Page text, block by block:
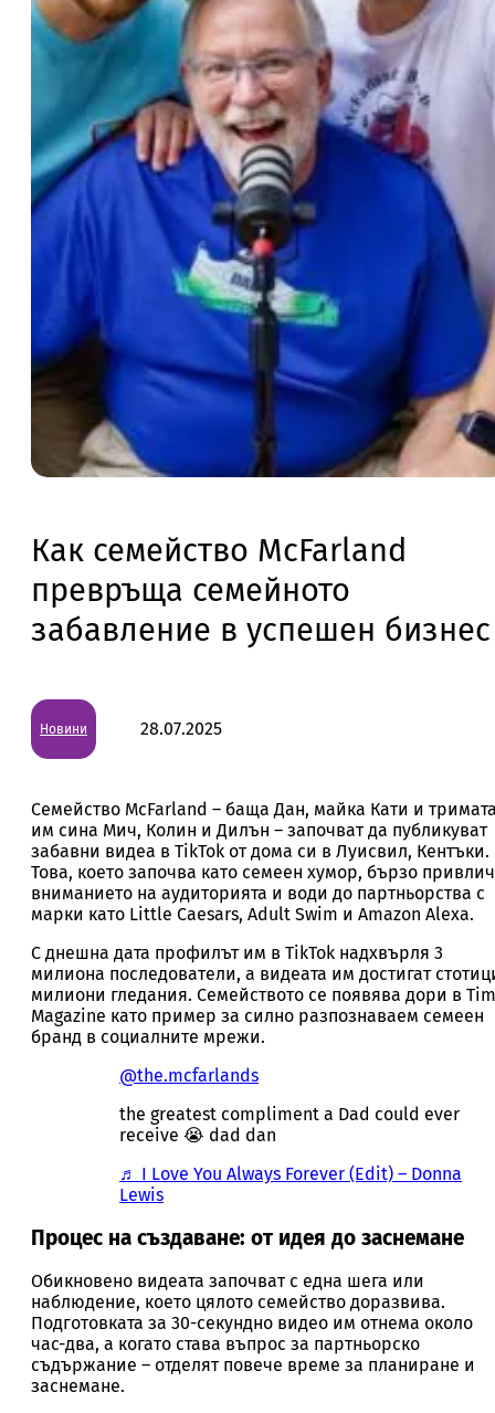
Как семейство McFarland
превръща семейното
забавление в успешен бизнес
Новини 28.07.2025
Семейство McFarland – баща Дан, майка Кати и
им сина Мич, Колин и Дилън – започват да публикуват
забавни видеа в TikTok от дома си в Луисвил, Кентъки.
Това, което започва като семеен хумор, бързо
вниманието на аудиторията и води до партньорства с
марки като Little Caesars, Adult Swim и Amazon Alexa.
С днешна дата профилът им в TikTok надхвърля 3
милиона последователи, а видеата им достигат
милиони гледания. Семейството се появява дори в
Magazine като пример за силно разпознаваем семеен
бранд в социалните мрежи.
@the.mcfarlands
the greatest compliment a Dad could ever
receive 😭 dad dan
♬ I Love You Always Forever (Edit) – Donna
Lewis
Процес на създаване: от идея до заснемане
Обикновено видеата започват с една шега или
наблюдение, което цялото семейство доразвива.
Подготовката за 30-секундно видео им отнема около
час-два, а когато става въпрос за партньорско
съдържание – отделят повече време за планиране и
заснемане.